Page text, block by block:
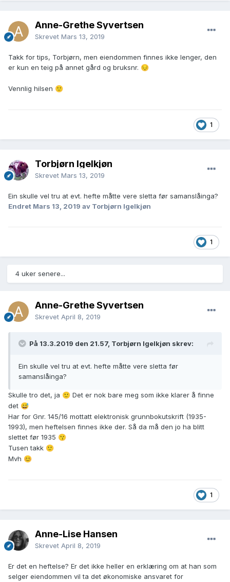
Anne-Grethe Syvertsen
Skrevet Mars 13, 2019
Takk for tips, Torbjørn, men eiendommen finnes ikke lenger, den
er kun en teig på annet gård og bruksnr. 😔
Vennlig hilsen 🙂
1
Torbjørn Igelkjøn
Skrevet Mars 13, 2019
Ein skulle vel tru at evt. hefte måtte vere sletta før samanslåinga?
Endret Mars 13, 2019 av Torbjørn Igelkjøn
1
4 uker senere...
Anne-Grethe Syvertsen
Skrevet April 8, 2019
På 13.3.2019 den 21.57, Torbjørn Igelkjøn skrev:
Ein skulle vel tru at evt. hefte måtte vere sletta før
samanslåinga?
Skulle tro det, ja 🙂 Det er nok bare meg som ikke klarer å finne
det 😅
Har for Gnr. 145/16 mottatt elektronisk grunnbokutskrift (1935-
1993), men heftelsen finnes ikke der. Så da må den jo ha blitt
slettet før 1935 😗
Tusen takk 🙂
Mvh 😊
1
Anne-Lise Hansen
Skrevet April 8, 2019
Er det en heftelse? Er det ikke heller en erklæring om at han som
selger eiendommen vil ta det økonomiske ansvaret for